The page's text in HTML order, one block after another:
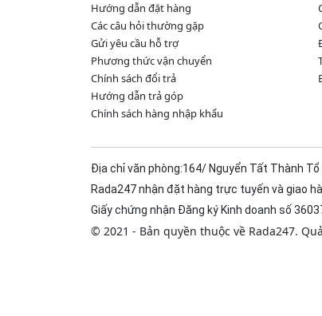
Hướng dẫn đặt hàng
Các câu hỏi thường gặp
Gửi yêu cầu hỗ trợ
Phương thức vận chuyển
Chính sách đổi trả
Hướng dẫn trả góp
Chính sách hàng nhập khẩu
Địa chỉ văn phòng:164/ Nguyển Tất Thành Tổ
Rada247 nhận đặt hàng trực tuyến và giao
Giấy chứng nhận Đăng ký Kinh doanh số
© 2021 - Bản quyền thuộc về Rada247.